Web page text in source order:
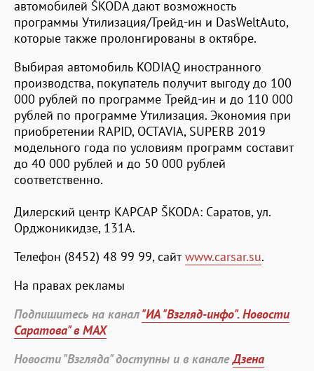
автомобилей ŠKODA дают возможность
программы Утилизация/Трейд-ин и DasWeltAutо,
которые также пролонгированы в октябре.
Выбирая автомобиль KODIAQ иностранного
производства, покупатель получит выгоду до 100
000 рублей по программе Трейд-ин и до 110 000
рублей по программе Утилизация. Экономия при
приобретении RAPID, OCTAVIA, SUPERB 2019
модельного года по условиям программ составит
до 40 000 рублей и до 50 000 рублей
соответственно.
Дилерский центр КАРСАР ŠKODA: Саратов, ул.
Орджоникидзе, 131А.
Телефон (8452) 48 99 99, сайтwww.carsar.su.
На правах рекламы
Подпишитесь на канал"ИА "Взгляд-инфо". Новости
Саратова" в MAX
Новости "Взгляда" доступны и в каналеДзена